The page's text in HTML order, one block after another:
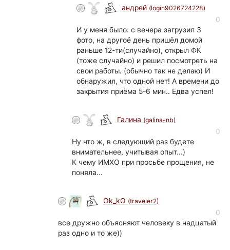
андрей (login9026724228)
0
И у меня было: с вечера загрузил 3
фото, на другоё день пришёл домой
раньше 12-ти(случайно), открыл ФК
(тоже случайно) и решил посмотреть на
свои работы. (обычно так не делаю) И
обнаружил, что одной нет! А времени до
закрытия приёма 5-6 мин.. Едва успел!
Галина (galina-nb)
0
Ну что ж, в следующий раз будете
внимательнее, учитывая опыт...)
К чему ИМХО при просьбе прощения, не
поняла...
Ok_kO (traveler2)
0
все дружно объясняют человеку в надцатый
раз одно и то же))